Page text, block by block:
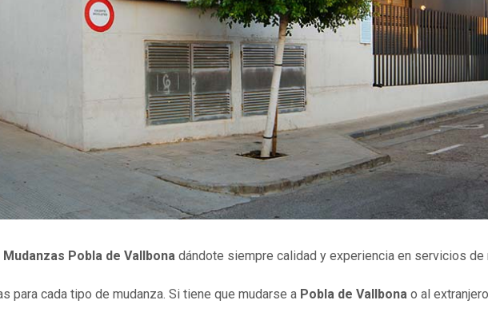
Mudanzas Pobla de Vallbona dándote siempre calidad y experiencia en servicios de
para cada tipo de mudanza. Si tiene que mudarse a Pobla de Vallbona o al